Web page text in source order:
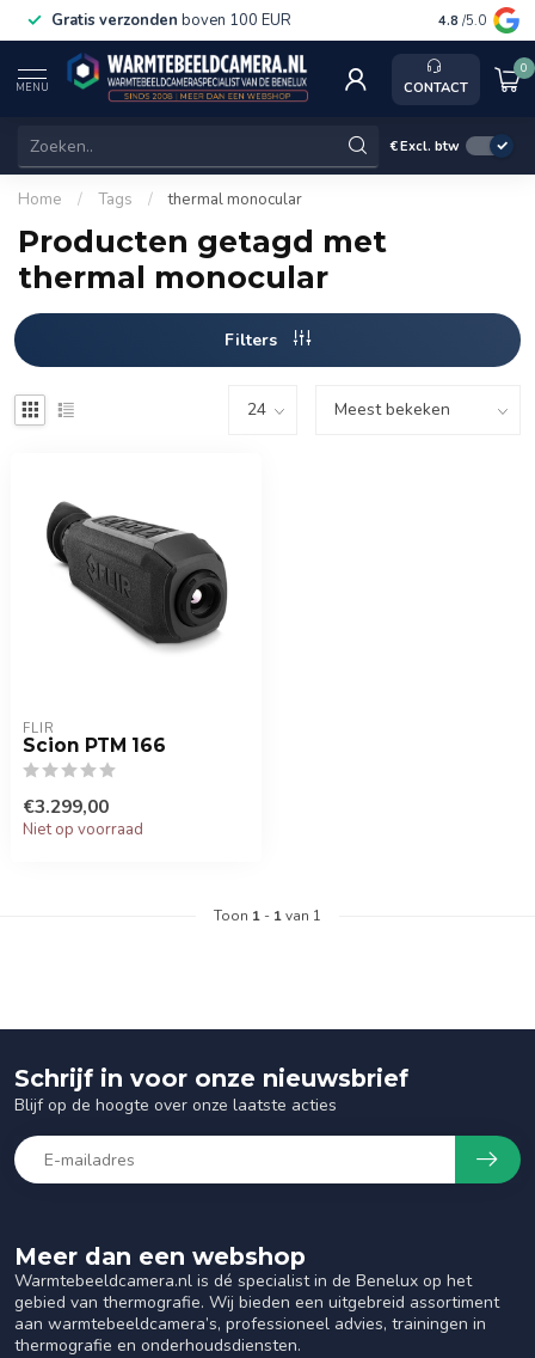
Gratis verzonden boven 100 EUR Service,
4.8 /5.0
MENU CONTACT
0
€Excl. btw
Home / Tags / thermal monocular
Producten getagd met
thermal monocular
Filters
FLIR
Scion PTM 166
€3.299,00
Niet op voorraad
Toon 1 - 1van 1
Meer dan een webshop
Warmtebeeldcamera.nl is dé specialist in de Benelux op het
gebied van thermografie. Wij bieden een uitgebreid assortiment
aan warmtebeeldcamera’s, professioneel advies, trainingen in
thermografie en onderhoudsdiensten.
Schrijf in voor onze nieuwsbrief
Blijf op de hoogte over onze laatste acties